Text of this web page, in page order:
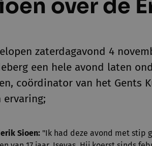
over de
zaterdagavond 4
een hele avond laten
coördinator van het Gents
ervaring;
Sioen: "Ik had deze avond met stip